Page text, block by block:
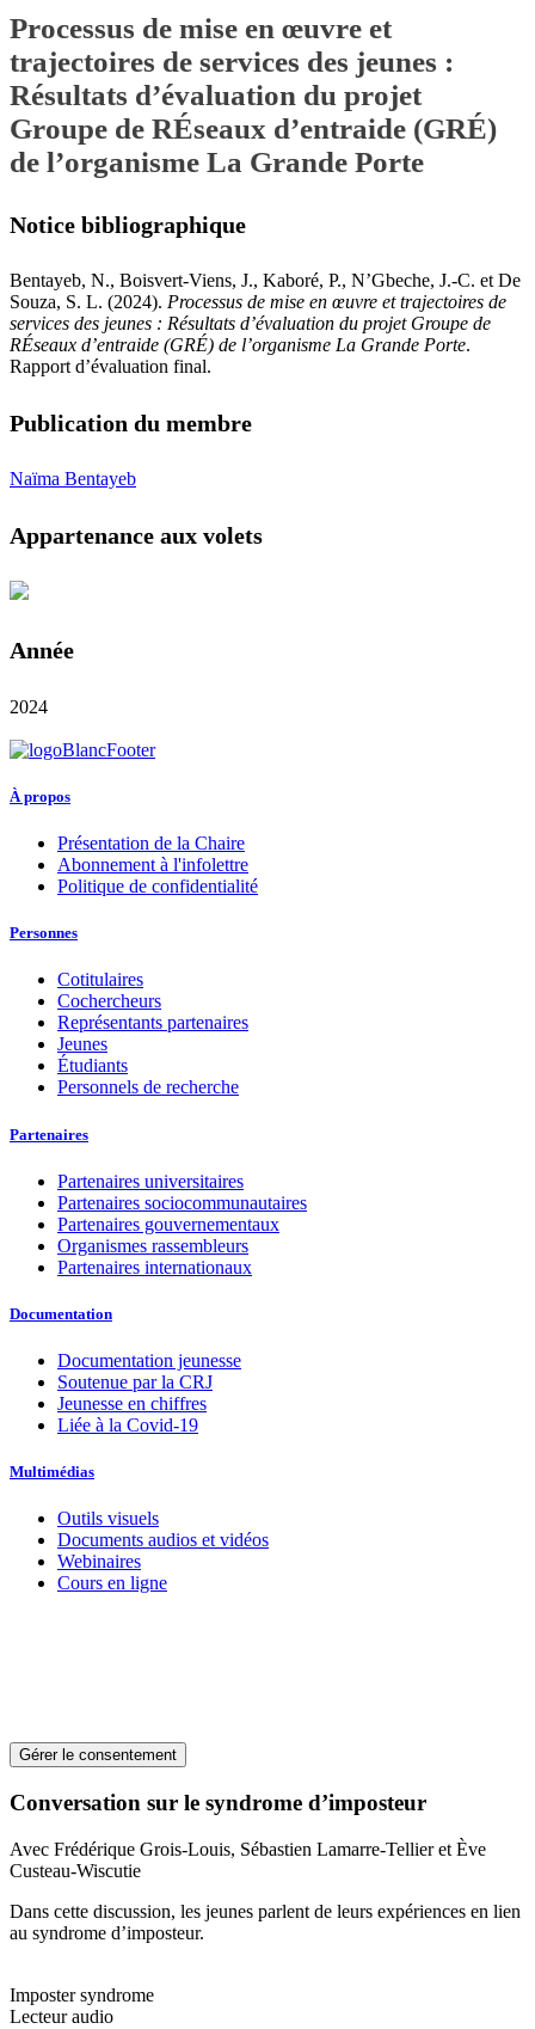
Processus de mise en œuvre et
trajectoires de services des jeunes :
Résultats d’évaluation du projet
Groupe de RÉseaux d’entraide (GRÉ)
de l’organisme La Grande Porte
Notice bibliographique
Bentayeb, N., Boisvert-Viens, J., Kaboré, P., N’Gbeche, J.-C. et De
Souza, S. L. (2024). Processus de mise en œuvre et trajectoires de
services des jeunes : Résultats d’évaluation du projet Groupe de
RÉseaux d’entraide (GRÉ) de l’organisme La Grande Porte.
Rapport d’évaluation final.
Publication du membre
Naïma Bentayeb
Appartenance aux volets
Année
2024
À propos
Présentation de la Chaire
Abonnement à l'infolettre
Politique de confidentialité
Personnes
Cotitulaires
Cochercheurs
Représentants partenaires
Jeunes
Étudiants
Personnels de recherche
Partenaires
Partenaires universitaires
Partenaires sociocommunautaires
Partenaires gouvernementaux
Organismes rassembleurs
Partenaires internationaux
Documentation
Documentation jeunesse
Soutenue par la CRJ
Jeunesse en chiffres
Liée à la Covid-19
Multimédias
Outils visuels
Documents audios et vidéos
Webinaires
Cours en ligne
Gérer le consentement
Conversation sur le syndrome d’imposteur
Avec Frédérique Grois-Louis, Sébastien Lamarre-Tellier et Ève
Custeau-Wiscutie
Dans cette discussion, les jeunes parlent de leurs expériences en lien
au syndrome d’imposteur.
Imposter syndrome
Lecteur audio